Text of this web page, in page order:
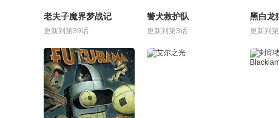
老夫子魔界梦战记
更新到第39话
警犬救护队
更新到第3话
黑白龙
更新到